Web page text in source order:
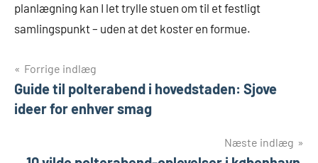
planlægning kan I let trylle stuen om til et festligt
samlingspunkt – uden at det koster en formue.
Indlægsnavigation
Forrige indlæg
Guide til polterabend i hovedstaden: Sjove
ideer for enhver smag
Næste indlæg